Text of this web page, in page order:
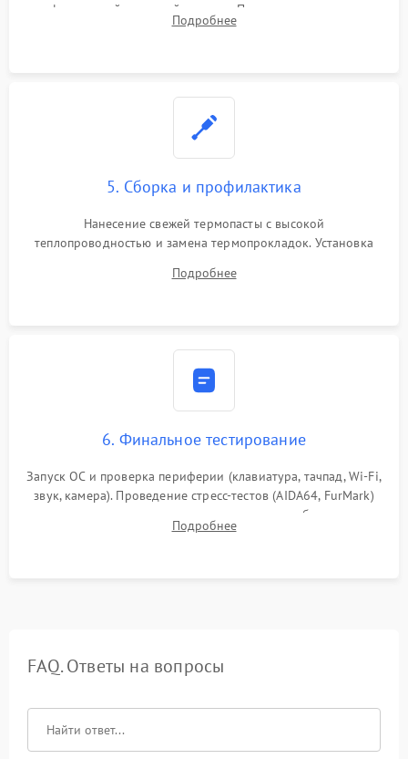
инфракрасной паяльной станции. Прошивка микросхемы
BIOS или замена поврежденных портов USB
Подробнее
5. Сборка и профилактика
Нанесение свежей термопасты с высокой
теплопроводностью и замена термопрокладок. Установка
шлейфов, модулей памяти и накопителей. Предварительная
Подробнее
6. Финальное тестирование
Запуск ОС и проверка периферии (клавиатура, тачпад, Wi-Fi,
звук, камера). Проведение стресс-тестов (AIDA64, FurMark)
для контроля температурного режима и стабильности
системы под пиковой нагрузкой.
Подробнее
FAQ. Ответы на вопросы